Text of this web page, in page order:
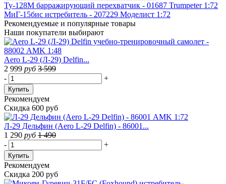
Ту-128М барражирующий перехватчик - 01687 Trumpeter 1:72
МиГ-15бис истребитель - 207229 Моделист 1:72
Рекомендуемые и популярные товары
Наши покупатели выбирают
Aero L-29 (Л-29) Delfin...
2 999 руб 3 599
-
+
Купить
Рекомендуем
Скидка 600 руб
Л-29 Дельфин (Aero L-29 Delfin) - 86001...
1 290 руб 1 490
-
+
Купить
Рекомендуем
Скидка 200 руб